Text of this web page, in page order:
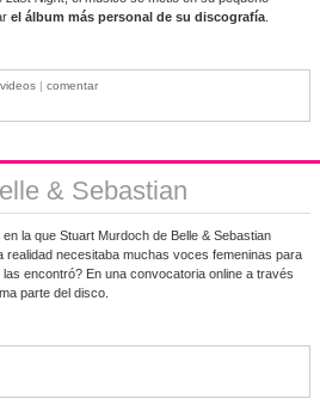
el álbum más personal de su discografía
videos | comentar
& Sebastian
en la que Stuart Murdoch de Belle & Sebastian
necesitaba muchas voces femeninas para
encontró? En una convocatoria online a través
parte del disco.